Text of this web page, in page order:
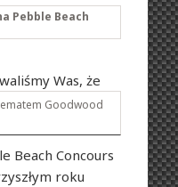
Pebble Beach
Was, że
Goodwood
Beach Concours
roku